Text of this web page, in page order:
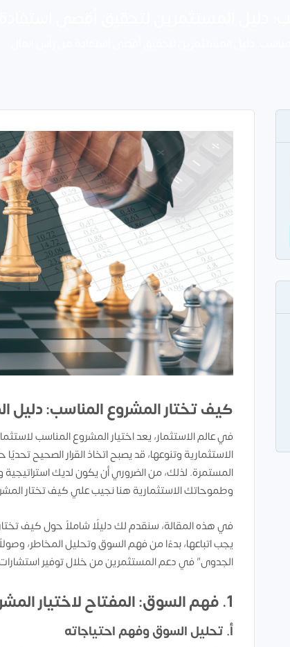
كيف تختار المشروع المناسب:
في عالم الاستثمار، يعد اختيار المشروع المناسب
الاستثمارية وتنوعها، قد يصبح اتخاذ القرار الصحيح
المستمرة. لذلك، من الضروري أن يكون لديك
وطموحاتك الاستثمارية هنا نجيب علي كيف تختار
في هذه المقالة، سنقدم لك دليلًا شاملاً حول كيف
يجب اتباعها، بدءًا من فهم السوق وتحليل المخاطر،
الجدوى” في دعم المستثمرين من خلال توفير
1. فهم السوق: المفتاح لاختيار المشروع المثالي
أ. تحليل السوق وفهم احتياجاته